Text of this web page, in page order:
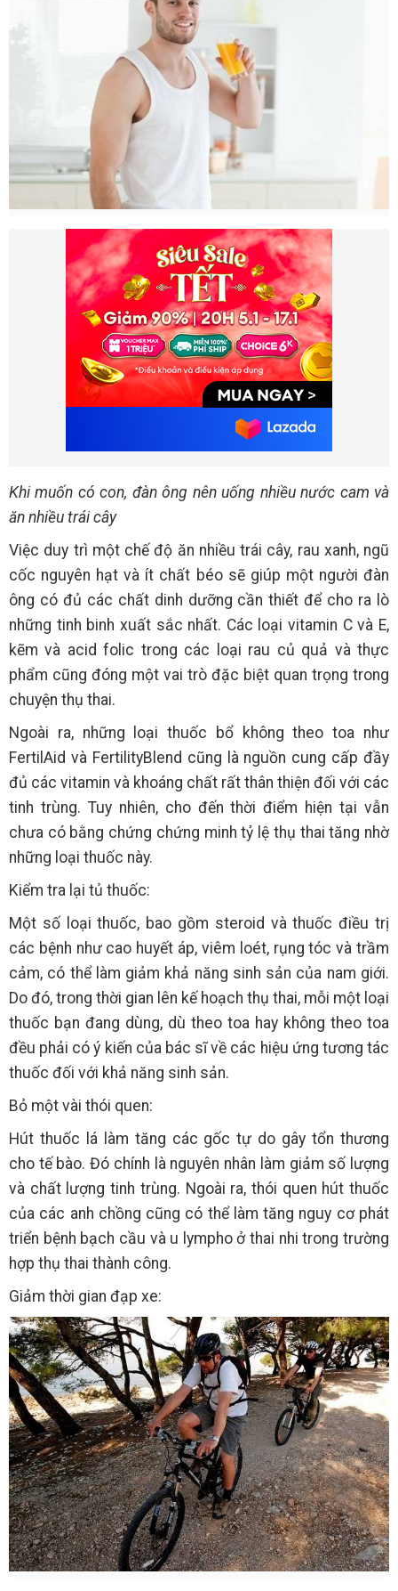
Khi muốn có con, đàn ông nên uống nhiều nước cam và
ăn nhiều trái cây
Việc duy trì một chế độ ăn nhiều trái cây, rau xanh, ngũ
cốc nguyên hạt và ít chất béo sẽ giúp một người đàn
ông có đủ các chất dinh dưỡng cần thiết để cho ra lò
những tinh binh xuất sắc nhất. Các loại vitamin C và E,
kẽm và acid folic trong các loại rau củ quả và thực
phẩm cũng đóng một vai trò đặc biệt quan trọng trong
chuyện thụ thai.
Ngoài ra, những loại thuốc bổ không theo toa như
FertilAid và FertilityBlend cũng là nguồn cung cấp đầy
đủ các vitamin và khoáng chất rất thân thiện đối với các
tinh trùng. Tuy nhiên, cho đến thời điểm hiện tại vẫn
chưa có bằng chứng chứng minh tỷ lệ thụ thai tăng nhờ
những loại thuốc này.
Kiểm tra lại tủ thuốc:
Một số loại thuốc, bao gồm steroid và thuốc điều trị
các bệnh như cao huyết áp, viêm loét, rụng tóc và trầm
cảm, có thể làm giảm khả năng sinh sản của nam giới.
Do đó, trong thời gian lên kế hoạch thụ thai, mỗi một loại
thuốc bạn đang dùng, dù theo toa hay không theo toa
đều phải có ý kiến của bác sĩ về các hiệu ứng tương tác
thuốc đối với khả năng sinh sản.
Bỏ một vài thói quen:
Hút thuốc lá làm tăng các gốc tự do gây tổn thương
cho tế bào. Đó chính là nguyên nhân làm giảm số lượng
và chất lượng tinh trùng. Ngoài ra, thói quen hút thuốc
của các anh chồng cũng có thể làm tăng nguy cơ phát
triển bệnh bạch cầu và u lympho ở thai nhi trong trường
hợp thụ thai thành công.
Giảm thời gian đạp xe: